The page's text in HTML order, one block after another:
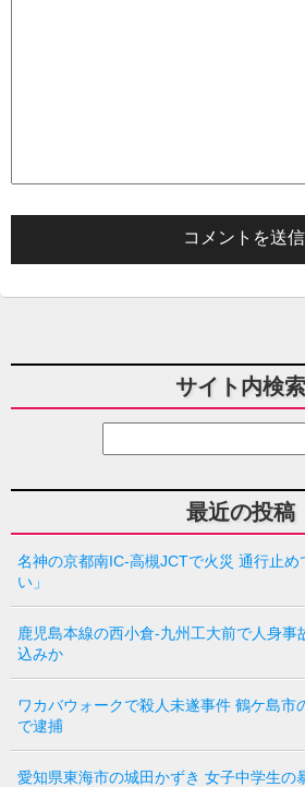
サイト内検索
最近の投稿
名神の京都南IC-高槻JCTで火災 通行止め
い」
鹿児島本線の西小倉-九州工大前で人身事
込みか
ワカバウォークで殺人未遂事件 鶴ケ島市
で逮捕
愛知県東海市の城田かずき 女子中学生の